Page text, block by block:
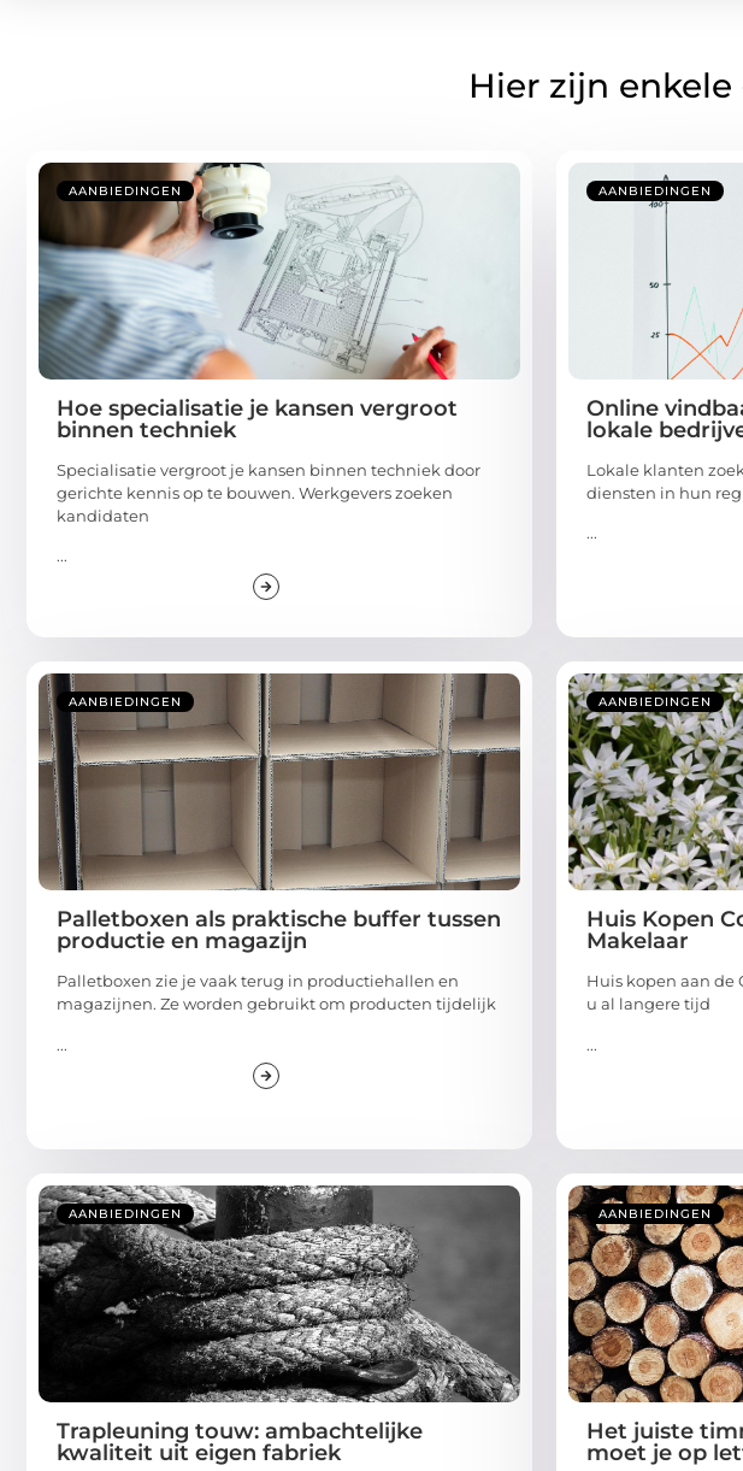
Hier zijn enkele
AANBIEDINGEN
Hoe specialisatie je kansen vergroot
binnen techniek
Specialisatie vergroot je kansen binnen techniek door
gerichte kennis op te bouwen. Werkgevers zoeken
kandidaten
...
AANBIEDINGEN
Online
lokale
Lokale klanten
diensten in hun
...
AANBIEDINGEN
Palletboxen als praktische buffer tussen
productie en magazijn
Palletboxen zie je vaak terug in productiehallen en
magazijnen. Ze worden gebruikt om producten tijdelijk
...
AANBIEDINGEN
Huis Kopen
Makelaar
Huis kopen aan de
u al langere tijd
...
AANBIEDINGEN
Trapleuning touw: ambachtelijke
kwaliteit uit eigen fabriek
AANBIEDINGEN
Het juiste
moet je op